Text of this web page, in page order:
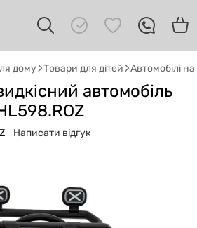
дому Товари для дітей Автомобілі
автомобіль
Написати відгук
AI — допоможу